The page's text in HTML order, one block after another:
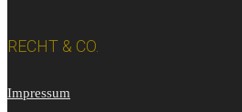
RECHT & CO.
Impressum